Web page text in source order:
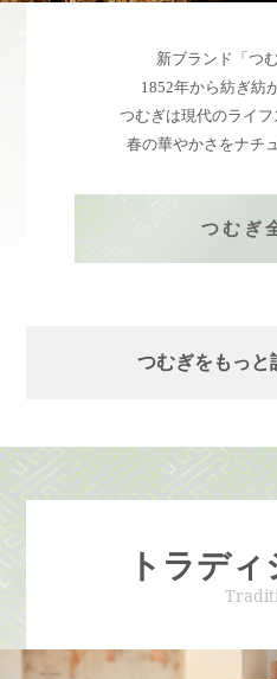
新ブランド「つ
1852年から紡ぎ紡
つむぎは現代のライフ
春の華やかさをナチ
つむぎ
つむぎをもっと
トラデ